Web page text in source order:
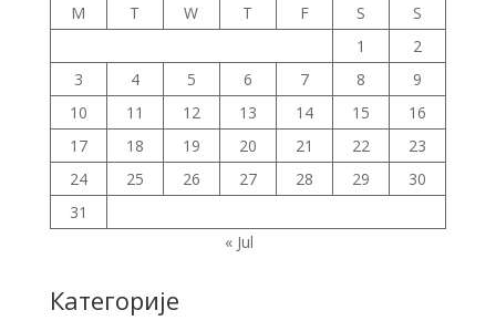
M
T W T F S
S
1
2
3
4 5 6 7 8
9
10
11 12 13 14 15
16
17
18 19 20 21 22
23
24
25 26 27 28 29
30
31
« Jul
Категорије